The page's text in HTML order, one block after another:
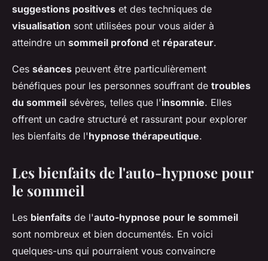
suggestions positives et des techniques de
visualisation sont utilisées pour vous aider à
atteindre un sommeil profond et réparateur.
Ces séances peuvent être particulièrement
bénéfiques pour les personnes souffrant de troubles
du sommeil sévères, telles que l'insomnie. Elles
offrent un cadre structuré et rassurant pour explorer
les bienfaits de l'hypnose thérapeutique.
Les bienfaits de l'auto-hypnose pour
le sommeil
Les bienfaits de l'auto-hypnose pour le sommeil
sont nombreux et bien documentés. En voici
quelques-uns qui pourraient vous convaincre